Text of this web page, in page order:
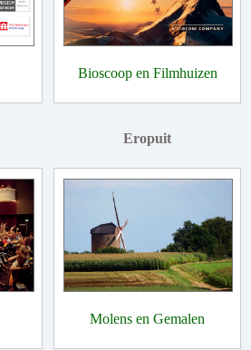
Bioscoop en Filmhuizen
Eropuit
Molens en Gemalen